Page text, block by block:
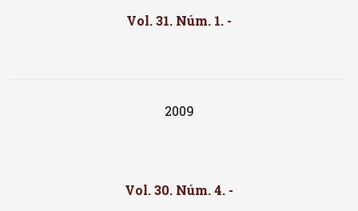
Vol. 31. Núm. 1. -
2009
Vol. 30. Núm. 4. -